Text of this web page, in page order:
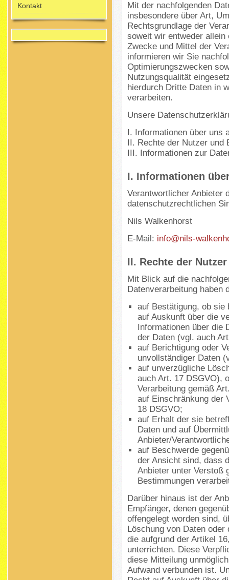
Kontakt
Mit der nachfolgenden
insbesondere über Art,
Rechtsgrundlage der
soweit wir entweder allein
Zwecke und Mittel der
informieren wir Sie
Optimierungszwecken
Nutzungsqualität
hierdurch Dritte Daten in
verarbeiten.
Unsere
I. Informationen über uns
II. Rechte der Nutzer und
III. Informationen zur
I. Informationen
Verantwortlicher Anbieter
datenschutzrechtlichen
Nils Walkenhorst
E-Mail: info@nils-
II. Rechte der
Mit Blick auf die
Datenverarbeitung haben
auf Bestätigung, ob sie
auf Auskunft über die
Informationen über die
der Daten (vgl. auch
auf Berichtigung oder
unvollständiger Daten
auf unverzügliche
auch Art. 17 DSGVO),
Verarbeitung gemäß
auf Einschränkung der
18 DSGVO;
auf Erhalt der sie
Daten und auf
Anbieter/
auf Beschwerde
der Ansicht sind, dass
Anbieter unter Verstoß
Bestimmungen
Darüber hinaus ist der
Empfänger, denen
offengelegt worden sind,
Löschung von Daten
die aufgrund der Artikel
unterrichten. Diese
diese Mitteilung
Aufwand verbunden ist.